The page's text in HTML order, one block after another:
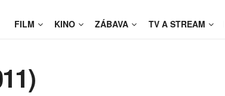
FILM KINO ZÁBAVA TV A STREAM